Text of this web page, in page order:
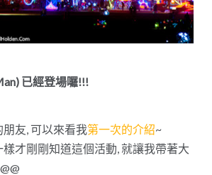
已經登場囉!!!
友, 可以來看我第一次的介紹~
才剛剛知道這個活動, 就讓我帶著大